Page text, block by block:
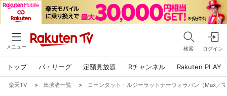
メニュー 検索 ログイン
トップ パ・リーグ 定額見放題 Rチャンネル Rakuten PLAY
楽天TV > 出演者一覧 > コーンタット・ルジーラットナーウォラパン（Max／